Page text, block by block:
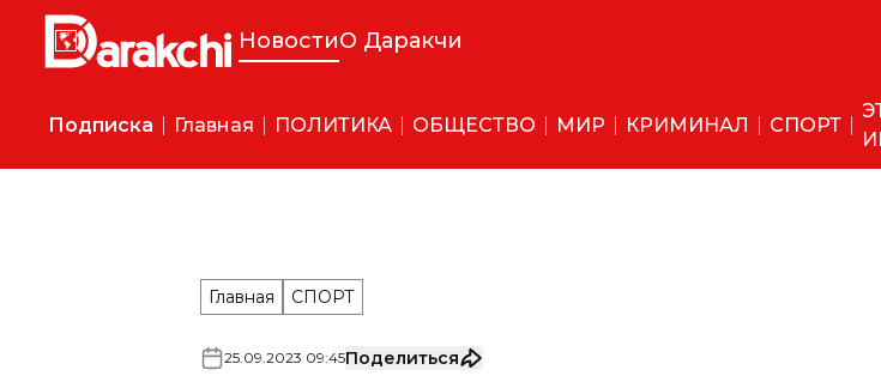
НовостиО Даракчи
Подписка Главная ПОЛИТИКА ОБЩЕСТВО МИР КРИМИНАЛ СПОРТ